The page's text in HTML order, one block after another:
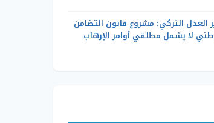
العدل التركي: مشروع قانون التضامن
لا يشمل مطلقي أوامر الإرهاب